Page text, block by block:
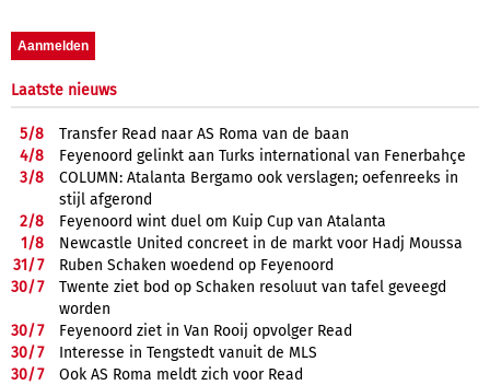
Laatste nieuws
5/8
Transfer Read naar AS Roma van de baan
4/8
Feyenoord gelinkt aan Turks international van Fenerbahçe
3/8
COLUMN: Atalanta Bergamo ook verslagen; oefenreeks in
stijl afgerond
2/8
Feyenoord wint duel om Kuip Cup van Atalanta
1/8
Newcastle United concreet in de markt voor Hadj Moussa
31/7
Ruben Schaken woedend op Feyenoord
30/7
Twente ziet bod op Schaken resoluut van tafel geveegd
worden
30/7
Feyenoord ziet in Van Rooij opvolger Read
30/7
Interesse in Tengstedt vanuit de MLS
30/7
Ook AS Roma meldt zich voor Read